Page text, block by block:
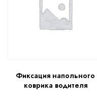
Фиксация напольного
коврика водителя